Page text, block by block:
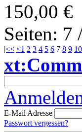
150,00 €
Seiten: 7
|<< <1 2 3 4 5 6 7 8 9 10
E-Mail Adresse
Passwort vergessen?